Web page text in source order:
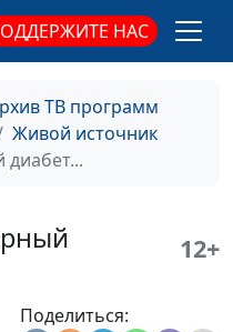
НАС
ТВ программ
Живой источник
диабет...
12+
Поделиться:
врач-
врач-
врач-